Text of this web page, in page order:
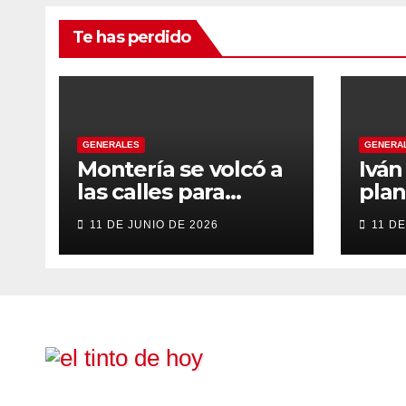
Te has perdido
GENERALES
Montería se volcó a
las calles para
recibir a Abelardo
De la Espriella
11 DE JUNIO DE 2026 11